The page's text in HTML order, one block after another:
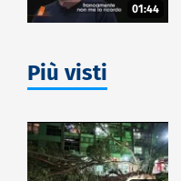
01:44
Più visti